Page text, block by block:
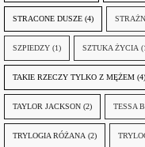
STRACONE DUSZE (4)
SZPIEDZY (1) SZTUKA ŻYCIA
TAKIE RZECZY TYLKO Z MĘŻEM (4)
TAYLOR JACKSON (2) TESSA
TRYLOGIA RÓŻANA (2)